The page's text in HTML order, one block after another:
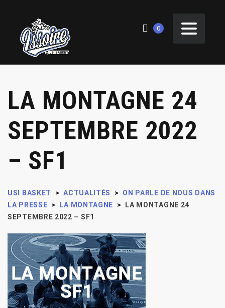
0
LA MONTAGNE 24
SEPTEMBRE 2022
– SF1
USI BASKET > ACTUALITÉS >
ON PARLE DE NOUS DANS
LA PRESSE > LA MONTAGNE >
LA MONTAGNE 24
SEPTEMBRE 2022 – SF1